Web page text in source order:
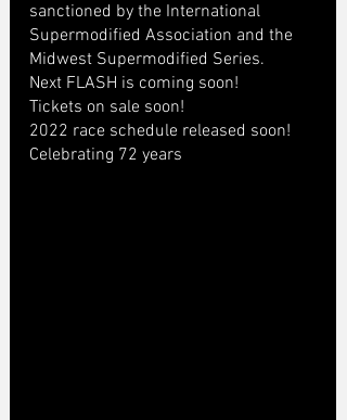
sanctioned by the International
Supermodified Association and the
Midwest Supermodified Series.
Next FLASH is coming soon!
Tickets on sale soon!
2022 race schedule released soon!
Celebrating 72 years